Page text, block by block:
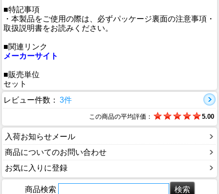
■特記事項
・本製品をご使用の際は、必ずパッケージ裏面の注意事項・
取扱説明書をお読みください。
■関連リンク
メーカーサイト
■販売単位
セット
レビュー件数： 3件
この商品の平均評価： 5.00
入荷お知らせメール
商品についてのお問い合わせ
お気に入りに登録
商品検索